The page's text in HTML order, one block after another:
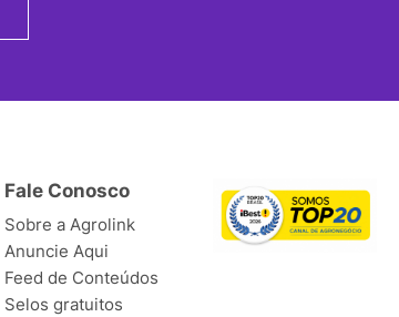
Fale Conosco
Sobre a Agrolink
Anuncie Aqui
Feed de Conteúdos
Selos gratuitos